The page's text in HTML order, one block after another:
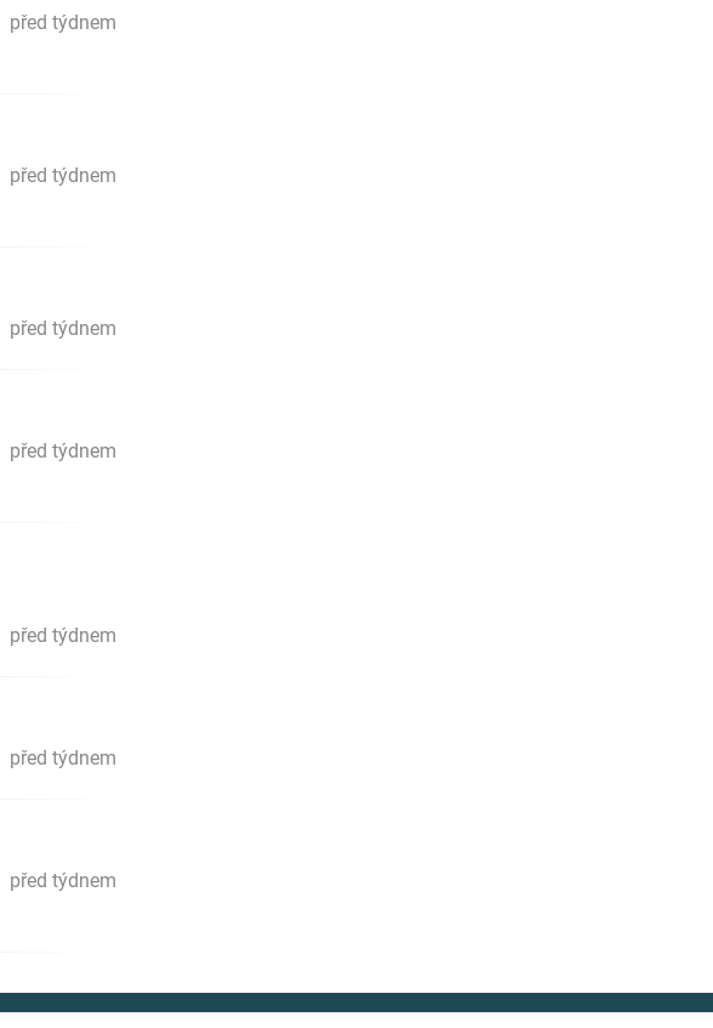
před týdnem
před týdnem
před týdnem
před týdnem
před týdnem
před týdnem
před týdnem